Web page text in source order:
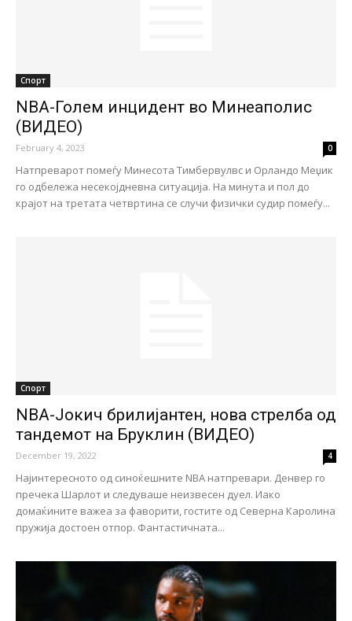
Спорт
NBA-Голем инцидент во Минеаполис
(ВИДЕО)
February 4, 2023 0
Натпреварот помеѓу Минесота Тимбервулвс и Орландо Меџик
го одбележа несекојдневна ситуација. На минута и пол до
крајот на третата четвртина се случи физички судир помеѓу...
Спорт
NBA-Јокич брилијантен, нова стрелба од
тандемот на Бруклин (ВИДЕО)
December 19, 2022 4
Најинтересното од синоќешните NBA натпревари. Денвер го
пречека Шарлот и следуваше неизвесен дуел. Иако
домаќините важеа за фаворити, гостите од Северна Каролина
пружија достоен отпор. Фантастичната...